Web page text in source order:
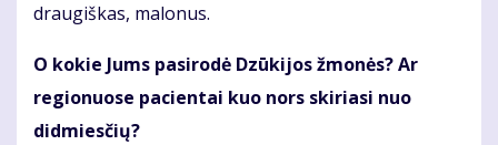
draugiškas, malonus.
O kokie Jums pasirodė Dzūkijos žmonės? Ar
regionuose pacientai kuo nors skiriasi nuo
didmiesčių?